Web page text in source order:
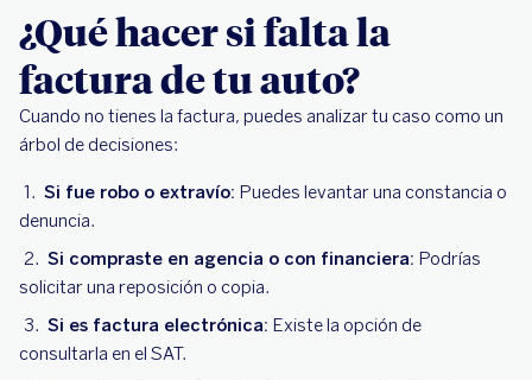
¿Qué hacer si falta la
factura de tu auto?
Cuando no tienes la factura, puedes analizar tu caso como un
árbol de decisiones:
Si fue robo o extravío: Puedes levantar una constancia o
denuncia.
Si compraste en agencia o con financiera: Podrías
solicitar una reposición o copia.
Si es factura electrónica: Existe la opción de
consultarla en el SAT.